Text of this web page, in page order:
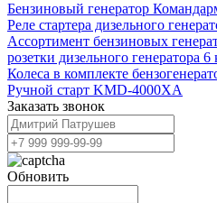
Бензиновый генератор
Реле стартера дизельного
Ассортимент бензиновых
розетки дизельного генератора 6
Колеса в комплекте
Ручной старт KMD-4000XA
Заказать звонок
Обновить